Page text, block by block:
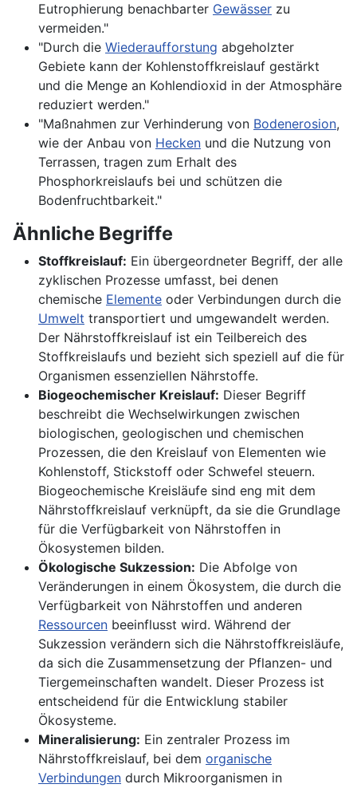
Eutrophierung benachbarter Gewässer zu
vermeiden."
"Durch die Wiederaufforstung abgeholzter
Gebiete kann der Kohlenstoffkreislauf gestärkt
und die Menge an Kohlendioxid in der Atmosphäre
reduziert werden."
"Maßnahmen zur Verhinderung von Bodenerosion,
wie der Anbau von Hecken und die Nutzung von
Terrassen, tragen zum Erhalt des
Phosphorkreislaufs bei und schützen die
Bodenfruchtbarkeit."
Ähnliche Begriffe
Stoffkreislauf: Ein übergeordneter Begriff, der alle
zyklischen Prozesse umfasst, bei denen
chemische Elemente oder Verbindungen durch die
Umwelt transportiert und umgewandelt werden.
Der Nährstoffkreislauf ist ein Teilbereich des
Stoffkreislaufs und bezieht sich speziell auf die für
Organismen essenziellen Nährstoffe.
Biogeochemischer Kreislauf: Dieser Begriff
beschreibt die Wechselwirkungen zwischen
biologischen, geologischen und chemischen
Prozessen, die den Kreislauf von Elementen wie
Kohlenstoff, Stickstoff oder Schwefel steuern.
Biogeochemische Kreisläufe sind eng mit dem
Nährstoffkreislauf verknüpft, da sie die Grundlage
für die Verfügbarkeit von Nährstoffen in
Ökosystemen bilden.
Ökologische Sukzession: Die Abfolge von
Veränderungen in einem Ökosystem, die durch die
Verfügbarkeit von Nährstoffen und anderen
Ressourcen beeinflusst wird. Während der
Sukzession verändern sich die Nährstoffkreisläufe,
da sich die Zusammensetzung der Pflanzen- und
Tiergemeinschaften wandelt. Dieser Prozess ist
entscheidend für die Entwicklung stabiler
Ökosysteme.
Mineralisierung: Ein zentraler Prozess im
Nährstoffkreislauf, bei dem organische
Verbindungen durch Mikroorganismen in